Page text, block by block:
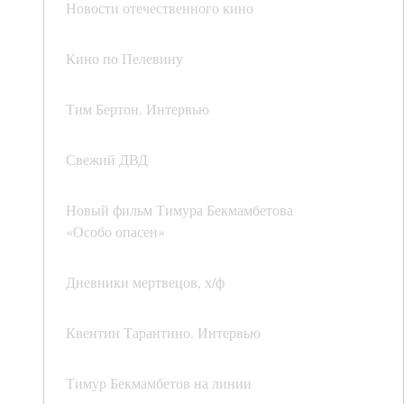
Новости отечественного кино
Кино по Пелевину
Тим Бертон. Интервью
Свежий ДВД
Новый фильм Тимура Бекмамбетова
«Особо опасен»
Дневники мертвецов, х/ф
Квентин Тарантино. Интервью
Тимур Бекмамбетов на линии